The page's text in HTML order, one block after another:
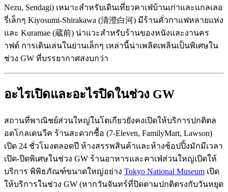
Nezu, Sendagi) เหมาะสำหรับเดินเที่ยวคาเฟ่บ้านเก่าและแกลเลอ
รี่เล็กๆ Kiyosumi-Shirakawa (清澄白河) มีร้านคั่วกาแฟหลายแห่ง
และ Kuramae (蔵前) น่าแวะสำหรับร้านของหนังและงานคร
าฟต์ การเดินเล่นในย่านเล็กๆ เหล่านี้น่าเพลิดเพลินเป็นพิเศษใน
ช่วง GW ที่บรรยากาศสงบกว่า
อะไรเปิดและอะไรปิดในช่วง GW
สถานที่พาณิชย์ส่วนใหญ่ในโตเกียวยังคงเปิดให้บริการปกติตล
อดโกลเดนวีค ร้านสะดวกซื้อ (7-Eleven, FamilyMart, Lawson)
เปิด 24 ชั่วโมงตลอดปี ห้างสรรพสินค้าและห้างช้อปปิ้งมักมีเวลา
เปิด-ปิดพิเศษในช่วง GW ร้านอาหารและคาเฟ่ส่วนใหญ่เปิดให้
บริการ พิพิธภัณฑ์ขนาดใหญ่อย่าง Tokyo National Museum เปิด
ให้บริการในช่วง GW (หากวันจันทร์ที่ปิดตามปกติตรงกับวันหยุด